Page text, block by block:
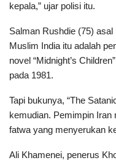
kepala,” ujar polisi itu.
Salman Rushdie (75)
Muslim India itu adalah
novel “Midnight’s
pada 1981.
Tapi bukunya, “The
kemudian. Pemimpin Iran
fatwa yang menyerukan
Ali Khamenei, penerus